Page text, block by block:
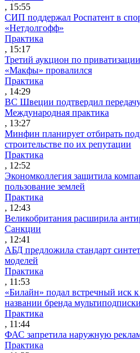
, 15:55
СИП поддержал Роспатент в
«Нетдолгофф»
Практика
, 15:17
Третий аукцион по
«Макфы» провалился
Практика
, 14:29
ВС Швеции подтвердил
Международная практика
, 13:27
Минфин планирует отбирать
строительстве по их репутации
Практика
, 12:52
Экономколлегия защитила
пользование землей
Практика
, 12:43
Великобритания расширила
Санкции
, 12:41
АБД предложила стандарт
моделей
Практика
, 11:53
«Билайн» подал встречный иск
названии бренда мультиподписки
Практика
, 11:44
ФАС запретила наружную
Практика